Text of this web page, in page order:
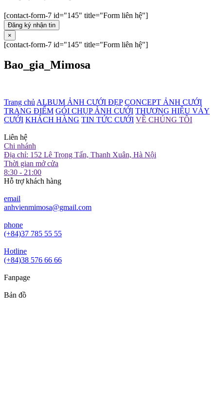
[contact-form-7 id="145" title="Form liên hệ"]
Đăng ký nhận tin
×
[contact-form-7 id="145" title="Form liên hệ"]
Bao_gia_Mimosa
Trang chủ ALBUM ẢNH CƯỚI ĐẸP CONCEPT ẢNH CƯỚI
TRANG ĐIỂM GÓI CHỤP ẢNH CƯỚI THƯƠNG HIỆU VÁY
CƯỚI KHÁCH HÀNG TIN TỨC CƯỚI VỀ CHÚNG TÔI
Liên hệ
Chi nhánh
Địa chỉ: 152 Lê Trọng Tấn, Thanh Xuân, Hà Nội
Thời gian mở cửa
8:30 - 21:00
Hỗ trợ khách hàng
email
anhvienmimosa@gmail.com
phone
(+84)37 785 55 55
Hotline
(+84)38 576 66 66
Fanpage
Bản đồ